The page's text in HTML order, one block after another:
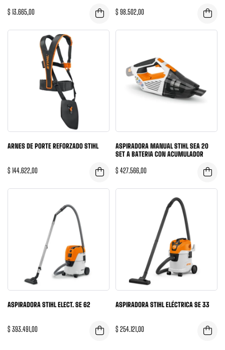
$ 13.665,00 $ 98.502,00
ARNES DE PORTE REFORZADO STIHL
$ 144.622,00
ASPIRADORA MANUAL STIHL SEA 20
SET A BATERIA CON ACUMULADOR
$ 427.566,00
ASPIRADORA STIHL ELECT. SE 62
$ 393.491,00
ASPIRADORA STIHL ELÉCTRICA SE 33
$ 254.121,00